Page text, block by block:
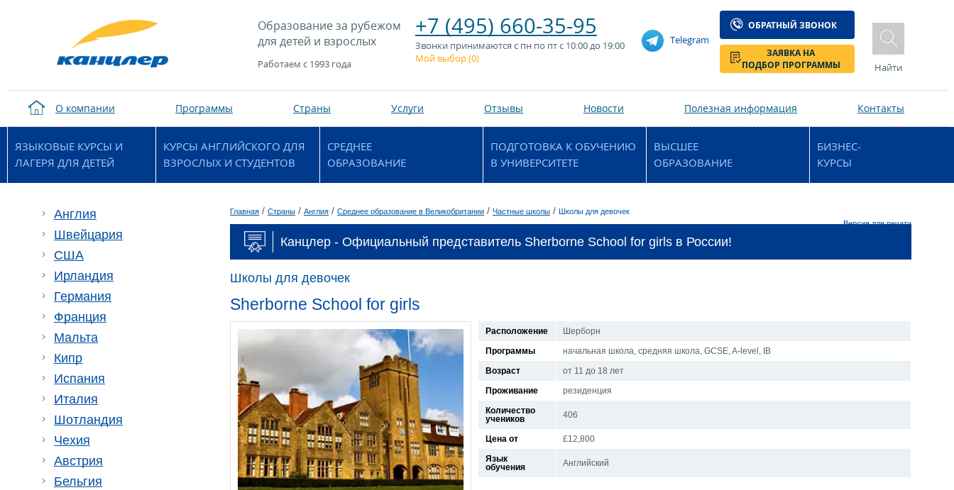
Образование за рубежом
для детей и взрослых
Работаем с 1993 года
+7 (495) 660-35-95
Звонки принимаются с пн по пт с 10:00 до 19:00
Мой выбор (0)
Telegram
ОБРАТНЫЙ ЗВОНОК
ЗАЯВКА НА
ПОДБОР ПРОГРАММЫ
Найти
О компании Программы Страны Услуги Отзывы Новости Полезная информация Контакты
ЯЗЫКОВЫЕ КУРСЫ И
ЛАГЕРЯ ДЛЯ ДЕТЕЙ
КУРСЫ АНГЛИЙСКОГО ДЛЯ
ВЗРОСЛЫХ И СТУДЕНТОВ
СРЕДНЕЕ
ОБРАЗОВАНИЕ
ПОДГОТОВКА К ОБУЧЕНИЮ
В УНИВЕРСИТЕТЕ
ВЫСШЕЕ
ОБРАЗОВАНИЕ
БИЗНЕС-
КУРСЫ
Англия
Швейцария
США
Ирландия
Германия
Франция
Мальта
Кипр
Испания
Италия
Шотландия
Чехия
Австрия
Бельгия
Главная / Страны / Англия / Среднее образование в Великобритании / Частные школы /
Школы для девочек
Версия для печати
Канцлер - Официальный представитель Sherborne School for girls в России!
Школы для девочек
Sherborne School for girls
Расположение
Шерборн
Программы
начальная школа, средняя школа, GCSE, A-level, IB
Возраст
от 11 до 18 лет
Проживание
резиденция
Количество
учеников
406
Цена от
£12,800
Язык
обучения
Английский